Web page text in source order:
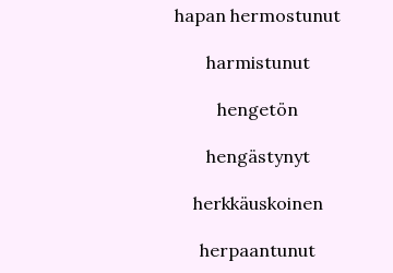
hapan hermostunut
harmistunut
hengetön
hengästynyt
herkkäuskoinen
herpaantunut